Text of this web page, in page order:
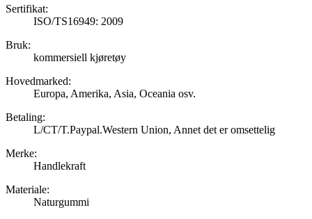
Sertifikat:
ISO/TS16949: 2009
Bruk:
kommersiell kjøretøy
Hovedmarked:
Europa, Amerika, Asia, Oceania osv.
Betaling:
L/CT/T.Paypal.Western Union, Annet det er omsettelig
Merke:
Handlekraft
Materiale:
Naturgummi